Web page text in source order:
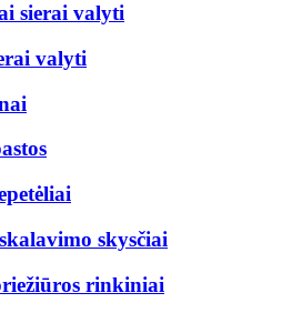
sierai valyti
valyti
skysčiai
rinkiniai